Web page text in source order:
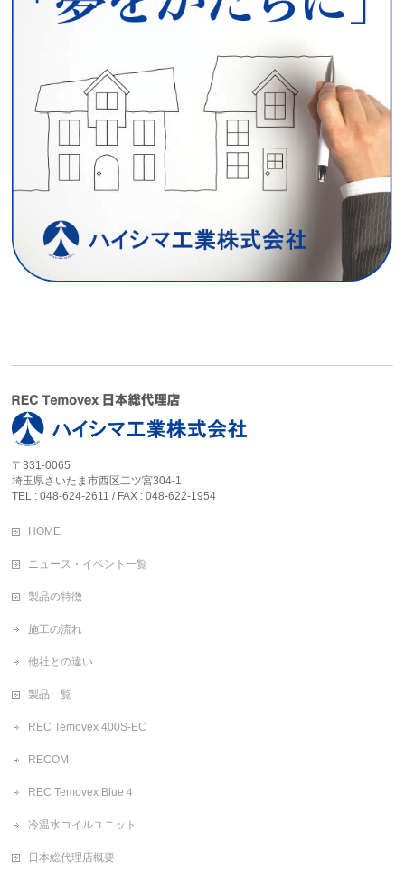
〒331-0065
埼玉県さいたま市西区二ツ宮304-1
TEL : 048-624-2611 / FAX : 048-622-1954
HOME
ニュース・イベント一覧
製品の特徴
施工の流れ
他社との違い
製品一覧
REC Temovex 400S-EC
RECOM
REC Temovex Blue４
冷温水コイルユニット
日本総代理店概要